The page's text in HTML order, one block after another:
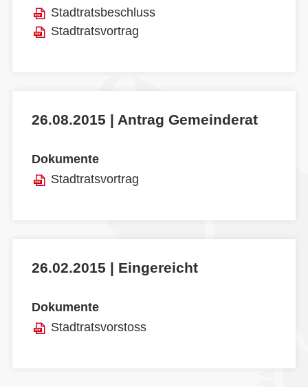
Stadtratsbeschluss
Stadtratsvortrag
26.08.2015 | Antrag Gemeinderat
Dokumente
Stadtratsvortrag
26.02.2015 | Eingereicht
Dokumente
Stadtratsvorstoss